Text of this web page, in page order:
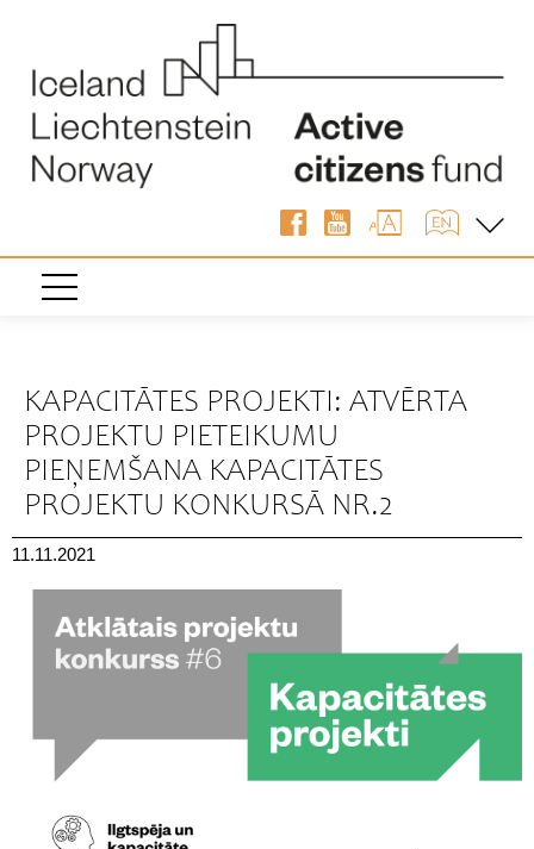
KAPACITĀTES PROJEKTI: ATVĒRTA
PROJEKTU PIETEIKUMU
PIEŅEMŠANA KAPACITĀTES
PROJEKTU KONKURSĀ NR.2
11.11.2021